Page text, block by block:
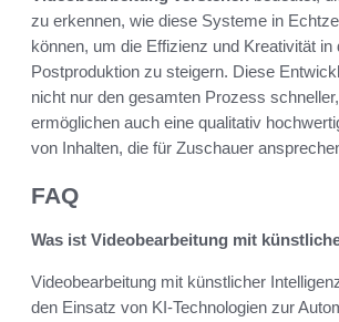
zu erkennen, wie diese Systeme in
können, um die Effizienz und Kreativität in
Postproduktion zu steigern. Diese
nicht nur den gesamten Prozess
ermöglichen auch eine qualitativ
von Inhalten, die für Zuschauer
FAQ
Was ist Videobearbeitung mit
Videobearbeitung mit künstlicher
den Einsatz von KI-Technologien zur